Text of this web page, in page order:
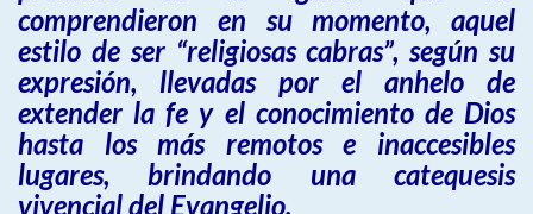
comprendieron en su momento, aquel
estilo de ser “religiosas cabras”, según su
expresión, llevadas por el anhelo de
extender la fe y el conocimiento de Dios
hasta los más remotos e inaccesibles
lugares, brindando una catequesis
vivencial del Evangelio.